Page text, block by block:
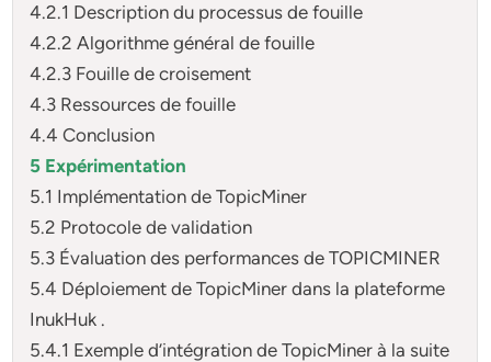
4.2.1 Description du processus de fouille
4.2.2 Algorithme général de fouille
4.2.3 Fouille de croisement
4.3 Ressources de fouille
4.4 Conclusion
5 Expérimentation
5.1 Implémentation de TopicMiner
5.2 Protocole de validation
5.3 Évaluation des performances de TOPICMINER
5.4 Déploiement de TopicMiner dans la plateforme
InukHuk .
5.4.1 Exemple d’intégration de TopicMiner à la suite